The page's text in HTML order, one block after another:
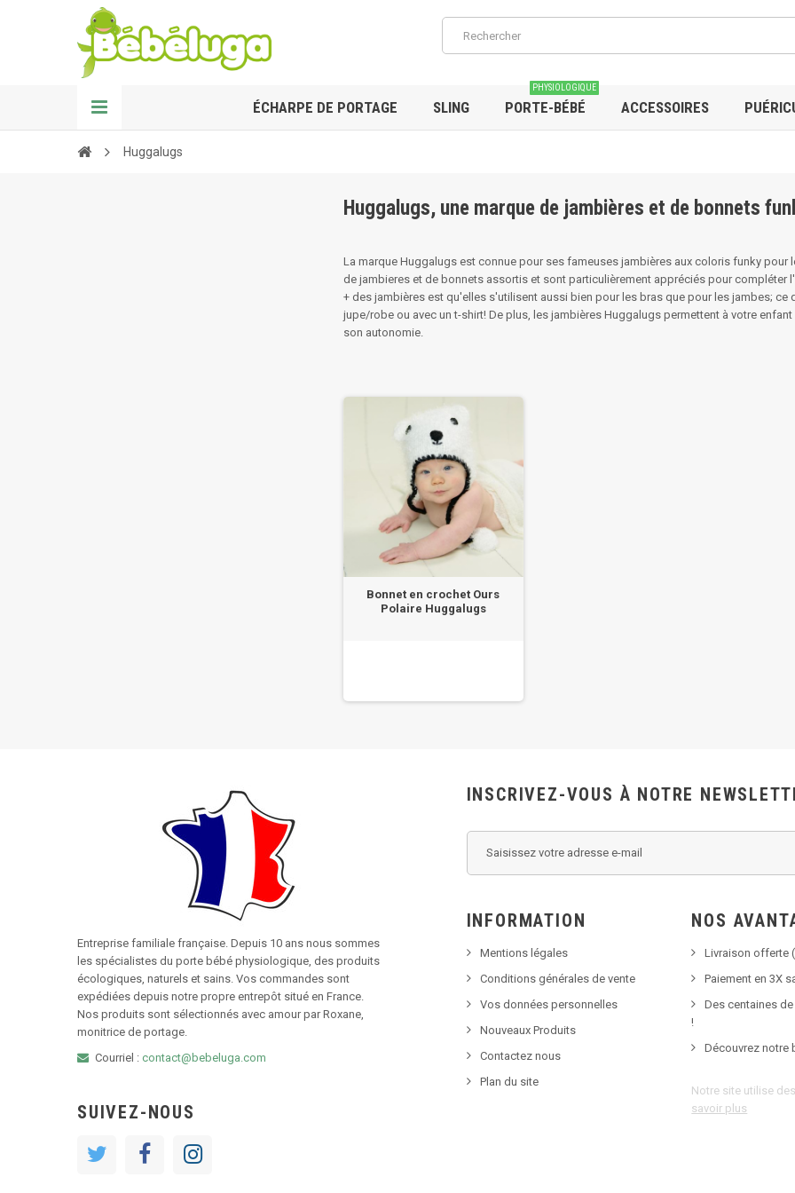
ÉCHARPE DE PORTAGE SLING PORTE-BÉBÉ
PHYSIOLOGIQUE
ACCESSOIRES
Huggalugs
Huggalugs, une marque de jambières et de bonnets
La marque Huggalugs est connue pour ses fameuses jambières aux coloris funky
de jambieres et de bonnets assortis et sont particulièrement appréciés pour
+ des jambières est qu'elles s'utilisent aussi bien pour les bras que pour les jambes;
jupe/robe ou avec un t-shirt! De plus, les jambières Huggalugs permettent à votre
son autonomie.
Bonnet en crochet Ours
Polaire Huggalugs
Entreprise familiale française. Depuis 10 ans nous sommes
les spécialistes du porte bébé physiologique, des produits
écologiques, naturels et sains. Vos commandes sont
expédiées depuis notre propre entrepôt situé en France.
Nos produits sont sélectionnés avec amour par Roxane,
monitrice de portage.
Courriel : contact@bebeluga.com
SUIVEZ-NOUS
INSCRIVEZ-VOUS À NOTRE
INFORMATION
Mentions légales
Conditions générales de vente
Vos données personnelles
Nouveaux Produits
Contactez nous
Plan du site
NOS
Livraison offerte
Paiement en 3X
Des centaines
!
Découvrez notre
Notre site utilise
savoir plus